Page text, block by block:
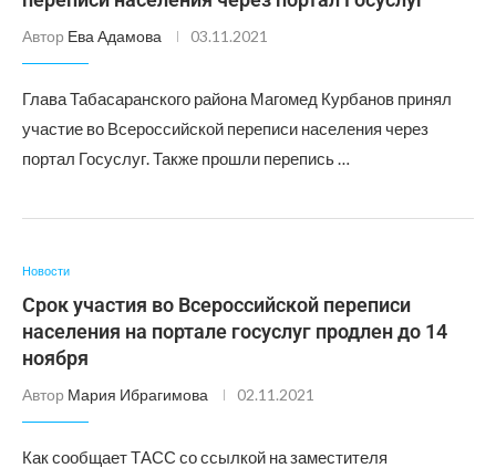
Автор Ева Адамова 03.11.2021
Глава Табасаранского района Магомед Курбанов принял
участие во Всероссийской переписи населения через
портал Госуслуг. Также прошли перепись …
Новости
Срок участия во Всероссийской переписи
населения на портале госуслуг продлен до 14
ноября
Автор Мария Ибрагимова 02.11.2021
Как сообщает ТАСС со ссылкой на заместителя